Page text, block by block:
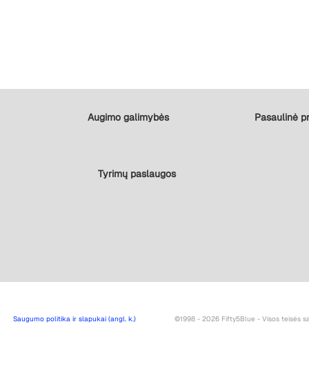
Augimo galimybės Pasaulinė
Tyrimų paslaugos
Saugumo politika ir slapukai (angl. k.) ©1998 - 2026 Fifty5Blue - Visos teisės